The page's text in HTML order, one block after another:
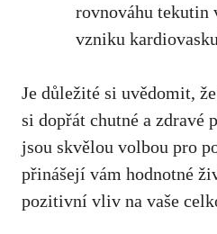
rovnováhu tekutin
vzniku​
Je důležité si uvědomit,
si ‌dopřát‍ chutné ⁢a ⁣zdravé
jsou ‍skvělou volbou ⁤pro
přinášejí⁢ vám hodnotné
‌pozitivní vliv na vaše